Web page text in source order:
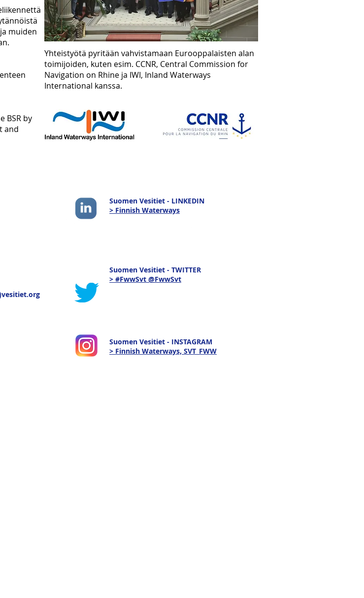
muiden
BSR by
and
Yhteistyötä pyritään vahvistamaan Eurooppalaisten alan
toimijoiden, kuten esim. CCNR, Central Commission for
Navigation on Rhine ja IWI, Inland Waterways
International kanssa.
Suomen Vesitiet - LINKEDIN
> Finnish Waterways
Suomen Vesitiet - TWITTER
> #FwwSvt @FwwSvt
Suomen Vesitiet - INSTAGRAM
> Finnish Waterways, SVT_FWW